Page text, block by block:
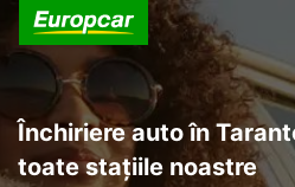
Închiriere auto în
toate stațiile noastre